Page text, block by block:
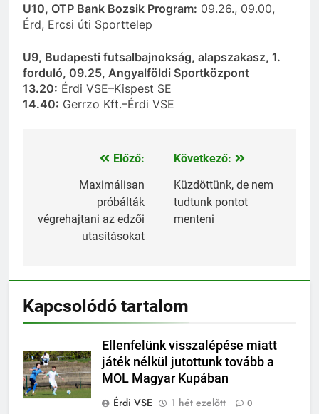
U10, OTP Bank Bozsik Program: 09.26., 09.00,
Érd, Ercsi úti Sporttelep
U9, Budapesti futsalbajnokság, alapszakasz, 1.
forduló, 09.25, Angyalföldi Sportközpont
13.20: Érdi VSE–Kispest SE
14.40: Gerrzo Kft.–Érdi VSE
Bejegyzés
navigáció
Előző:
Maximálisan
próbálták
végrehajtani az edzői
utasításokat
Következő:
Küzdöttünk, de nem
tudtunk pontot
menteni
Kapcsolódó tartalom
Ellenfelünk visszalépése miatt
játék nélkül jutottunk tovább a
MOL Magyar Kupában
Érdi VSE
1 hét ezelőtt 0